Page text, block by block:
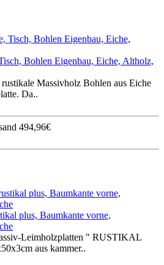
Bohlen Eigenbau, Eiche, Altholz,
Massivholz Bohlen aus Eiche
Da..
494,96€
plus, Baumkante vorne,
Leimholzplatten " RUSTIKAL
aus kammer..